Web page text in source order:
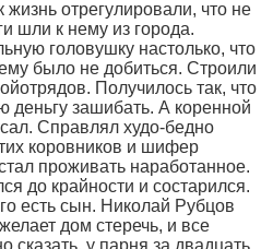
отрегулировали, что не
шли к нему из города.
головушку настолько, что
было не добиться. Строили
Получилось так, что
деньгу зашибать. А коренной
Справлял худо-бедно
коровников и шифер
проживать наработанное.
до крайности и состарился.
есть сын. Николай Рубцов
дом стеречь, и все
сказать, у парня за двадцать